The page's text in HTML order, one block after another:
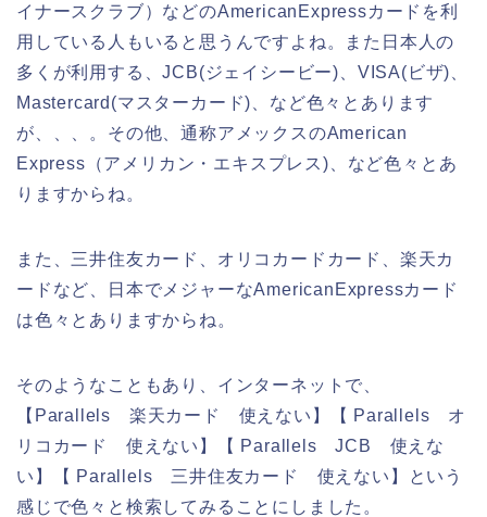
イナースクラブ）などのAmericanExpressカードを利
用している人もいると思うんですよね。また日本人の
多くが利用する、JCB(ジェイシービー)、VISA(ビザ)、
Mastercard(マスターカード)、など色々とあります
が、、、。その他、通称アメックスのAmerican
Express（アメリカン・エキスプレス)、など色々とあ
りますからね。
また、三井住友カード、オリコカードカード、楽天カ
ードなど、日本でメジャーなAmericanExpressカード
は色々とありますからね。
そのようなこともあり、インターネットで、
【Parallels 楽天カード 使えない】【 Parallels オ
リコカード 使えない】【 Parallels JCB 使えな
い】【 Parallels 三井住友カード 使えない】という
感じで色々と検索してみることにしました。